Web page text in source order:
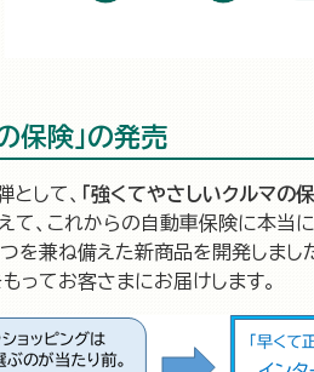
保険」の発売
して、 「強くてやさしいクルマの保
て、これからの自動車保険に本
つを兼ね備えた新商品を開発しまし
ってお客さまにお届けします。